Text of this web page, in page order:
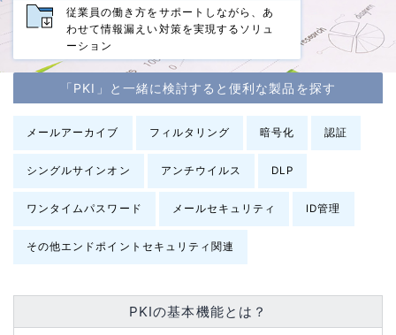
従業員の働き方をサポートしながら、あ
わせて情報漏えい対策を実現するソリュ
ーション
「PKI」と一緒に検討すると便利な製品を探す
メールアーカイブ フィルタリング 暗号化 認証
シングルサインオン アンチウイルス DLP
ワンタイムパスワード メールセキュリティ ID管理
その他エンドポイントセキュリティ関連
PKIの基本機能とは？